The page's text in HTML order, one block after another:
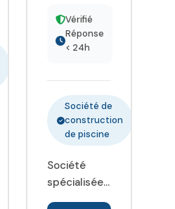
équipe de
techniciens
dynamiques
vous attend
pour vous
conseiller et
mener à
projets de
piscine, de
spa, d
Vérifié
Réponse
< 24h
Société de
construction
de piscine
Société
spécialisée
dans la